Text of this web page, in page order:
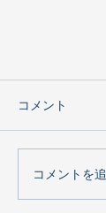
G2 明
見学
コメント
コメントを